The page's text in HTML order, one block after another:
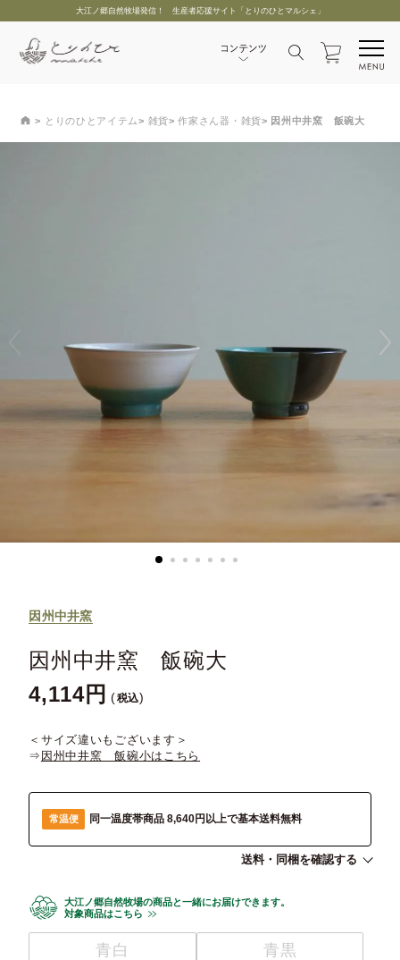
大江ノ郷自然牧場発信！ 生産者応援サイト「とりのひとマルシェ」
とりのひとアイテム 雑貨 作家さん器・雑貨 因州中井窯 飯碗大
因州中井窯
因州中井窯 飯碗大
4,114 税込
＜サイズ違いもございます＞
⇒ 因州中井窯 飯碗小はこちら
常温便 同一温度帯商品 8,640円以上で基本送料無料
送料・同梱を確認する
大江ノ郷自然牧場の商品と一緒にお届けできます。
対象商品はこちら
青白 青黒